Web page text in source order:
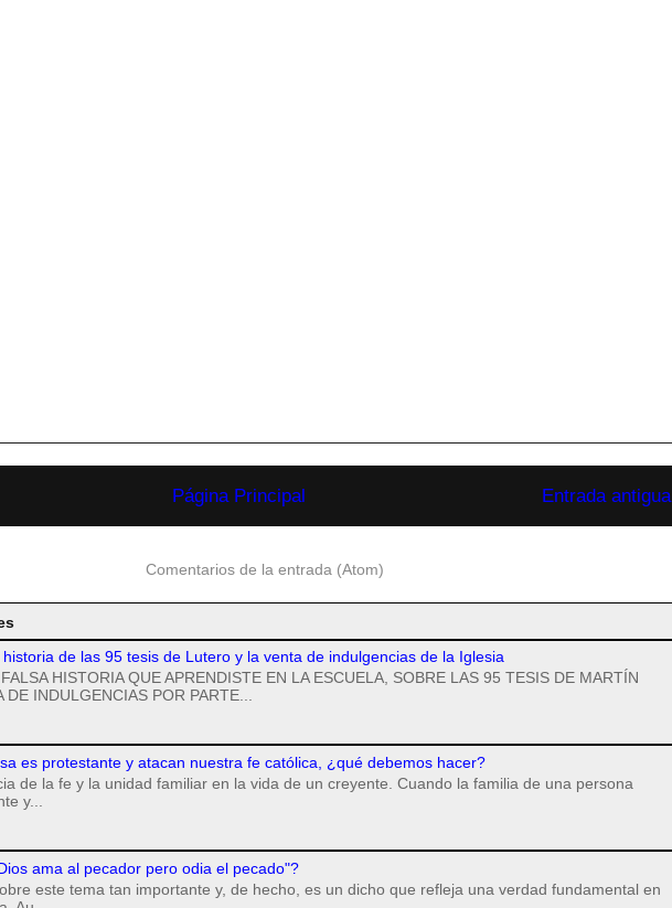
Entrada antigua
Página Principal
Comentarios de la entrada (Atom)
de las 95 tesis de Lutero y la venta de indulgencias de la Iglesia
HISTORIA QUE APRENDISTE EN LA ESCUELA, SOBRE LAS 95 TESIS DE MARTÍN
INDULGENCIAS POR PARTE...
es protestante y atacan nuestra fe católica, ¿qué debemos hacer?
de la fe y la unidad familiar en la vida de un creyente. Cuando la familia de una persona
y...
ama al pecador pero odia el pecado"?
este tema tan importante y, de hecho, es un dicho que refleja una verdad fundamental en